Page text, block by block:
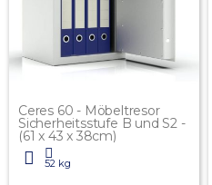
Ceres 60 - Möbeltresor
Sicherheitsstufe B und S2 -
(61 x 43 x 38cm)
52 kg